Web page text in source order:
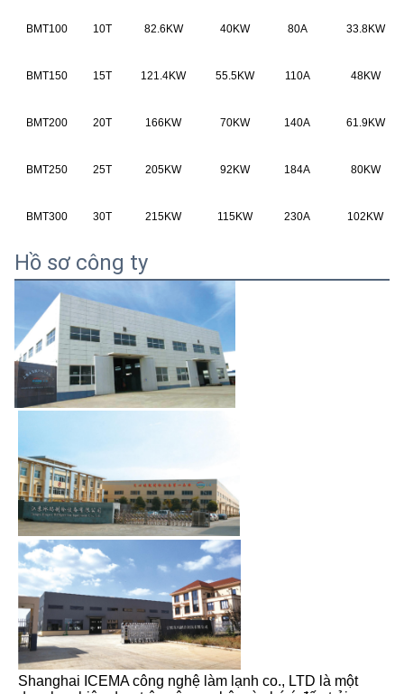
BMT100 10T 82.6KW 40KW 80A 33.8KW
BMT150 15T 121.4KW 55.5KW 110A 48KW
BMT200 20T 166KW 70KW 140A 61.9KW
BMT250 25T 205KW 92KW 184A 80KW
BMT300 30T 215KW 115KW 230A 102KW
Hồ sơ công ty
Shanghai ICEMA công nghệ làm lạnh co., LTD là một